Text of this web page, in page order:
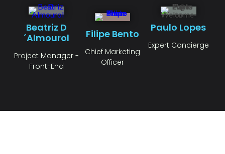
Beatriz D
´Almourol
Project Manager -
Front-End
Filipe Bento
Chief Marketing
Officer
Paulo Lopes
Expert Concierge